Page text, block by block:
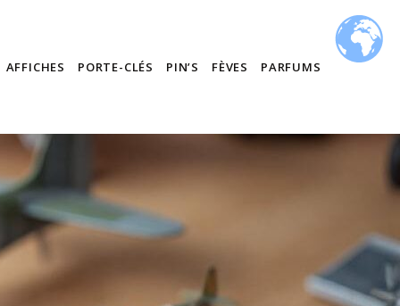
AFFICHES PORTE-CLÉS PIN’S FÈVES PARFUMS